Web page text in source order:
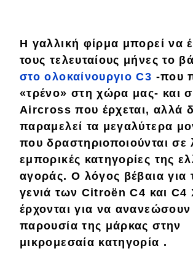
Τεχνολογία
Ασφάλεια
Αγορά
Απόψεις
Test Drive
Δοκιμή
Αποστολή
Συγκρίνουμε
H γαλλική φίρμα μπορεί να
τους τελευταίους μήνες το
στο ολοκαίνουργιο C3 -που
«τρένο» στη χώρα μας- και
Aircross που έρχεται, αλλά
παραμελεί τα μεγαλύτερα
που δραστηριοποιούνται σε
εμπορικές κατηγορίες της
αγοράς. Ο λόγος βέβαια για
γενιά των Citroën C4 και C4
έρχονται για να ανανεώσουν
παρουσία της μάρκας στην
μικρομεσαία κατηγορία .